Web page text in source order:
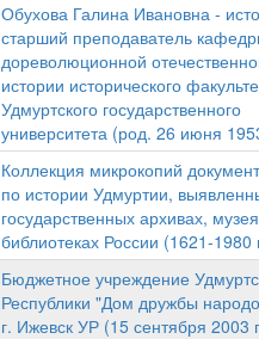
Обухова Галина Ивановна -
старший преподаватель
дореволюционной
истории исторического
Удмуртского государственного
университета (род. 26 июня
Коллекция микрокопий
по истории Удмуртии,
государственных архивах,
библиотеках России (1621-1980
Бюджетное учреждение
Республики "Дом дружбы
г. Ижевск УР (15 сентября 2003